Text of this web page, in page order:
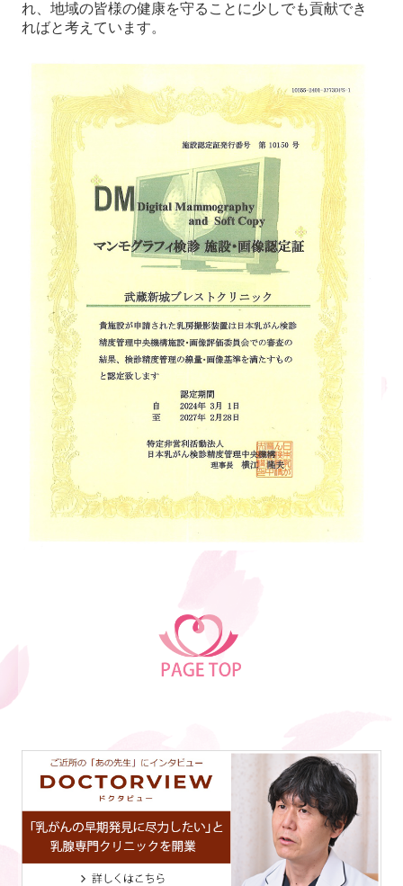
れ、地域の皆様の健康を守ることに少しでも貢献でき
ればと考えています。